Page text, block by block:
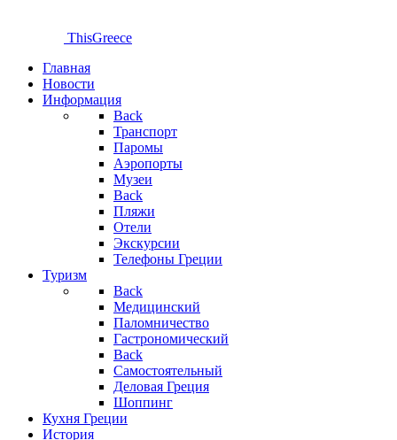
ThisGreece
Главная
Новости
Информация
Back
Транспорт
Паромы
Аэропорты
Музеи
Back
Пляжи
Отели
Экскурсии
Телефоны Греции
Туризм
Back
Медицинский
Паломничество
Гастрономический
Back
Самостоятельный
Деловая Греция
Шоппинг
Кухня Греции
История